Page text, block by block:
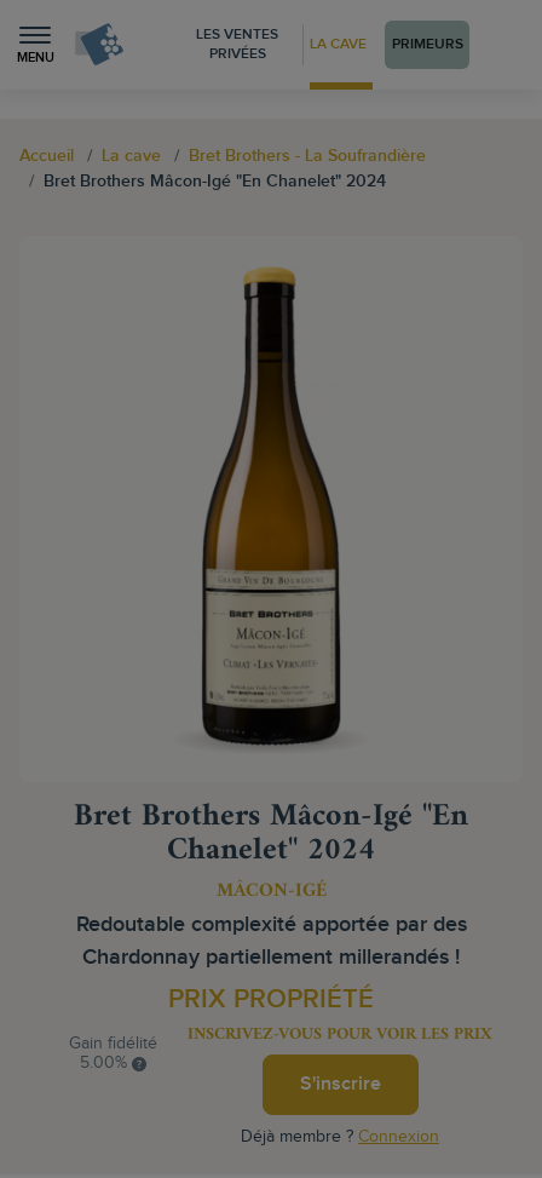
MENU
LES VENTES
PRIVÉES
LA CAVE PRIMEURS
Accueil La cave
Bret Brothers - La Soufrandière
Bret Brothers Mâcon-Igé "En Chanelet" 2024
Bret Brothers Mâcon-Igé "En
Chanelet" 2024
MÂCON-IGÉ
Redoutable complexité apportée par des
Chardonnay partiellement millerandés !
PRIX PROPRIÉTÉ
Gain fidélité
5.00%
INSCRIVEZ-VOUS POUR VOIR LES PRIX
S'inscrire
Déjà membre ? Connexion